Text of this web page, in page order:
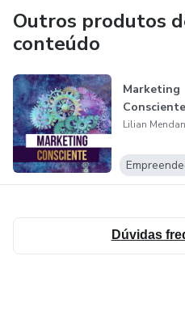
Comunicação Energética,
de Coachs e Terapeutas.
Outros produtos
conteúdo
Marketing
Consciente
Lilian
Dúvidas